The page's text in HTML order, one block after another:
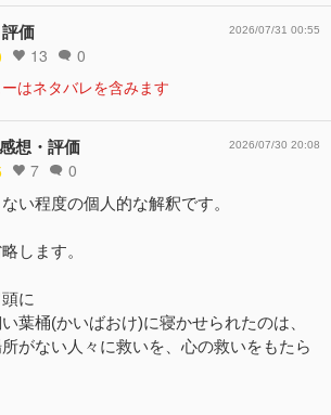
価
13 0
2026/07/31 00:55
はネタバレを含みます
想・評価
7 0
2026/07/30 20:08
い程度の個人的な解釈です。
します。
に
葉桶(かいばおけ)に寝かせられたのは、
がない人々に救いを、心の救いをもたら